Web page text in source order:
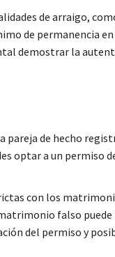
de arraigo,
de permanencia en
demostrar la
pareja de hecho
optar a un permiso
con los
falso
del permiso y